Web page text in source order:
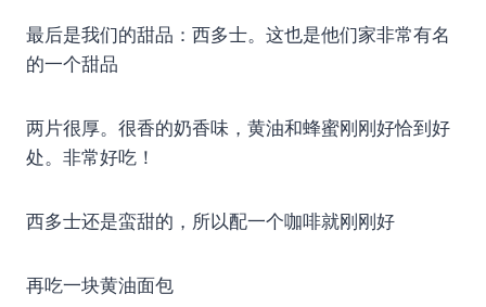
最后是我们的甜品：西多士。这也是他们家非常有名
的一个甜品
两片很厚。很香的奶香味，黄油和蜂蜜刚刚好恰到好
处。非常好吃！
西多士还是蛮甜的，所以配一个咖啡就刚刚好
再吃一块黄油面包